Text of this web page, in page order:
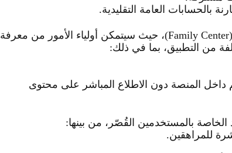
بالحسابات العامة التقليدية.
(Family Center) ، حيث سيتمكن أولياء الأمور من معرفة
من التطبيق، بما في ذلك:
داخل المنصة دون الاطلاع المباشر على محتوى
بالمستخدمين القُصّر، من بينها:
للمراهقين.